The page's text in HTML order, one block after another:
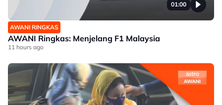
01:00
AWANI RINGKAS
AWANI Ringkas: Menjelang F1 Malaysia
11 hours ago